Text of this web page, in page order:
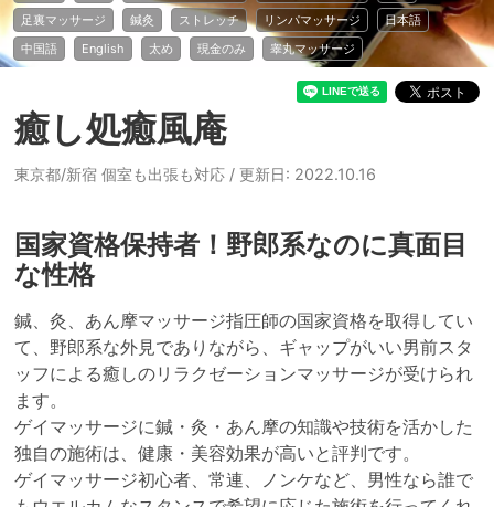
足裏マッサージ
鍼灸 ストレッチ リンパマッサージ
日本語
中国語
English 太め 現金のみ 睾丸マッサージ
癒し処癒風庵
東京都/新宿 個室も出張も対応 / 更新日: 2022.10.16
国家資格保持者！野郎系なのに真面目
な性格
鍼、灸、あん摩マッサージ指圧師の国家資格を取得してい
て、野郎系な外見でありながら、ギャップがいい男前スタ
ッフによる癒しのリラクゼーションマッサージが受けられ
ます。
ゲイマッサージに鍼・灸・あん摩の知識や技術を活かした
独自の施術は、健康・美容効果が高いと評判です。
ゲイマッサージ初心者、常連、ノンケなど、男性なら誰で